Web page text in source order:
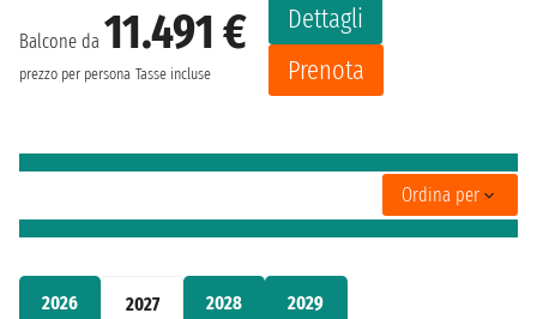
2026 2027 2028 2029
Balcone da 11.491 €
prezzo per persona Tasse incluse
Dettagli
Prenota
Ordina per